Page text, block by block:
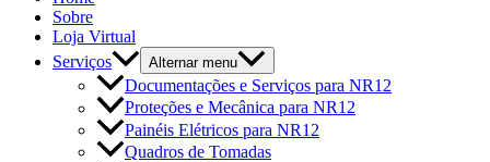
Sobre
Loja Virtual
Serviços
Alternar menu
Documentações e Serviços para NR12
Proteções e Mecânica para NR12
Painéis Elétricos para NR12
Quadros de Tomadas